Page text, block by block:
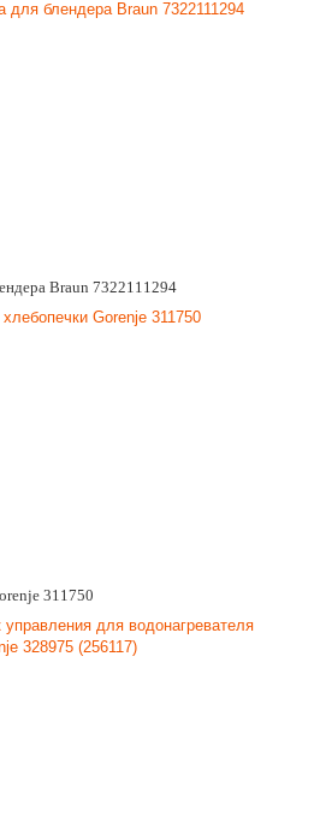
Braun 7322111294
311750